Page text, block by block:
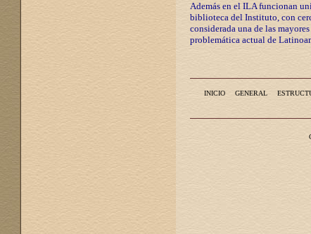
Además en el ILA funcionan
biblioteca del Instituto, con
considerada una de las
problemática actual de
INICIO GENERAL